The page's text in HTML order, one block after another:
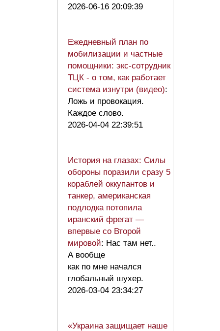
2026-06-16 20:09:39
Ежедневный план по
мобилизации и частные
помощники: экс-сотрудник
ТЦК - о том, как работает
система изнутри (видео):
Ложь и провокация.
Каждое слово.
2026-04-04 22:39:51
История на глазах: Силы
обороны поразили сразу 5
кораблей оккупантов и
танкер, американская
подлодка потопила
иранский фрегат —
впервые со Второй
мировой: Нас там нет..
А вообще
как по мне начался
глобальный шухер.
2026-03-04 23:34:27
«Украина защищает наше